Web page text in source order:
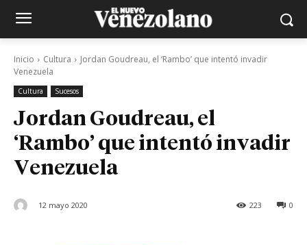
Inicio Cultura
Jordan Goudreau, el ‘Rambo’ que intentó invadir
Venezuela
Cultura Sucesos
Jordan Goudreau, el
‘Rambo’ que intentó invadir
Venezuela
12 mayo 2020 0
223